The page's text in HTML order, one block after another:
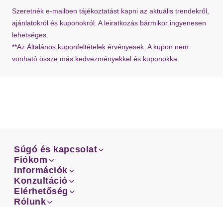
bármikor kérhet újat ügyfélszolgálatunktól.
Szeretnék e-mailben tájékoztatást kapni az aktuális trendekről,
ajánlatokról és kuponokról. A leiratkozás bármikor ingyenesen
lehetséges.
**Az Általános kuponfeltételek érvényesek. A kupon nem
vonható össze más kedvezményekkel és kuponokka
Súgó és kapcsolat
Email
Facebook
Instagram
Súgó és kapcsolat
Email
Facebook
Fiókom
Rendeléseid
Fiókom
Rendeléseid
Információk
Szállítás
Fizetés
Információk
Szállítás
Konzultáció
Mérettanácsadó
Konzultáció
Elérhetőség
Ügyfélszolgálatunk
Elérhetőség
Rólunk